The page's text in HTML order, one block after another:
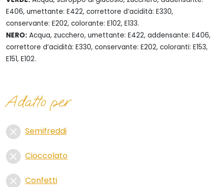
E406, umettante: E422, correttore d’acidità: E330,
conservante: E202, colorante: E102, E133.
NERO: Acqua, zucchero, umettante: E422, addensante: E406,
correttore d’acidità: E330, conservante: E202, coloranti: E153,
E151, E102.
Adatto per
Semifreddi
Cioccolato
Confetti